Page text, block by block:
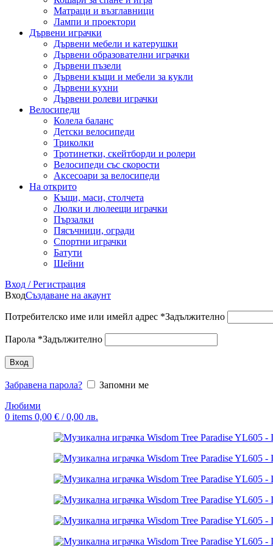
Матраци и възглавници
Лампи и проектори
Дървени играчки
Дървени мебели и катерушки
Дървени образователни играчки
Дървени пъзели
Дървени къщи и мебели за кукли
Дървени кухни
Дървени ролеви играчки
Велосипеди
Колела баланс
Детски велосипеди
Триколки
Тротинетки, скейтборди и ролери
Велосипеди със скорости
Аксесоари за велосипеди
На открито
Къщи, маси, столчета
Люлки и люлеещи играчки
Пързалки
Пясъчници, огради
Спортни играчки
Батути
Шейни
Вход / Регистрация
ВходСъздаване на акаунт
Потребителско име или имейл адрес *Задължително
Парола *Задължително
Вход
Забравена парола?
Запомни ме
Любими
0 items 0,00 € / 0,00 лв.